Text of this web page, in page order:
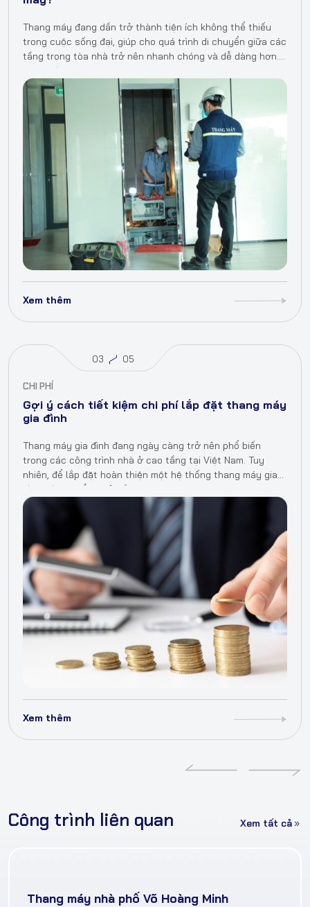
Thang máy đang dần trở thành tiện ích không thể thiếu
trong cuộc sống đại, giúp cho quá trình di chuyển giữa các
tầng trong tòa nhà trở nên nhanh chóng và dễ dàng hơn.
Tuy nhiên, một trong những…
Xem thêm
03 05
CHI PHÍ
Gợi ý cách tiết kiệm chi phí lắp đặt thang máy
gia đình
Thang máy gia đình đang ngày càng trở nên phổ biến
trong các công trình nhà ở cao tầng tại Việt Nam. Tuy
nhiên, để lắp đặt hoàn thiện một hệ thống thang máy gia
đình tiêu chuẩn, chủ đầu…
Xem thêm
Công trình liên quan Xem tất cả
Thang máy nhà phố Võ Hoàng Minh